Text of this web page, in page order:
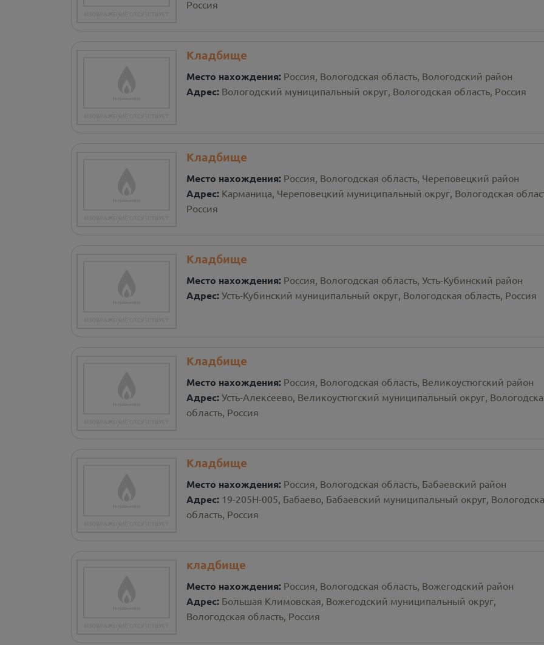
Россия
Кладбище
Место нахождения: Россия, Вологодская область, Вологодский район
Адрес: Вологодский муниципальный округ, Вологодская область, Россия
Кладбище
Место нахождения: Россия, Вологодская область, Череповецкий район
Адрес: Карманица, Череповецкий муниципальный округ, Вологодская
Россия
Кладбище
Место нахождения: Россия, Вологодская область, Усть-Кубинский район
Адрес: Усть-Кубинский муниципальный округ, Вологодская область, Россия
Кладбище
Место нахождения: Россия, Вологодская область, Великоустюгский район
Адрес: Усть-Алексеево, Великоустюгский муниципальный округ,
область, Россия
Кладбище
Место нахождения: Россия, Вологодская область, Бабаевский район
Адрес: 19-205Н-005, Бабаево, Бабаевский муниципальный округ,
область, Россия
кладбище
Место нахождения: Россия, Вологодская область, Вожегодский район
Адрес: Большая Климовская, Вожегодский муниципальный округ,
Вологодская область, Россия